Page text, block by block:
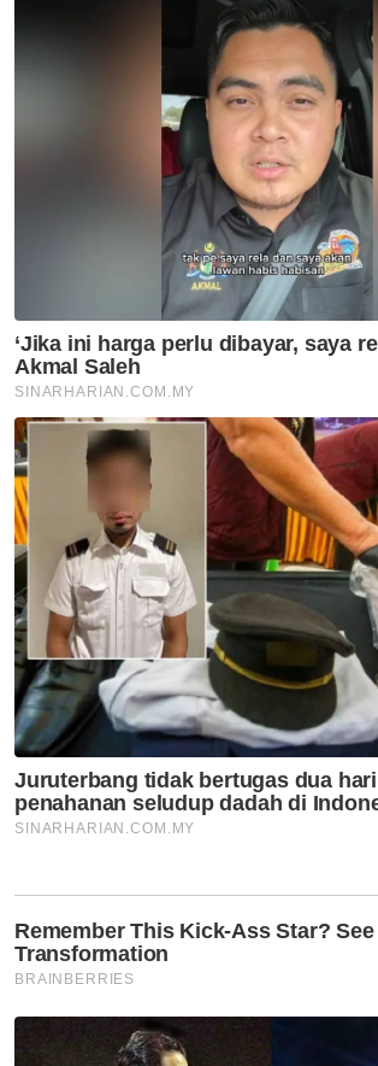
Artikel
Nasional
Felda perlu kemuka
cadangan jual aset
nilai belian - Anwar
Nasional
Anwar beri
baik buat ATM,
sambutan ambang
Proses kenaikan
tentera, polis
dipercepat - Anwar
Nasional
WiEX @MIHAS
peluang usahawan
tembusi pasaran